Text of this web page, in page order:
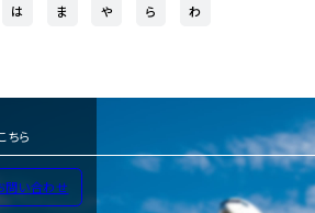
は ま や ら わ
ちら
問い合わせ